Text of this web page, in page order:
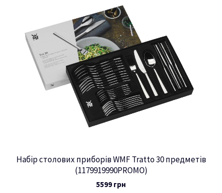
Набір столових приборів WMF Tratto 30 предметів
(1179919990PROMO)
5599 грн